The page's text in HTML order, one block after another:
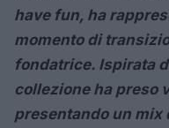
have fun, ha
momento di
fondatrice. Ispirata
collezione ha preso
presentando un mix